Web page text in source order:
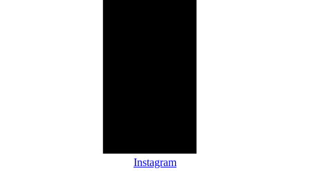
Instagram